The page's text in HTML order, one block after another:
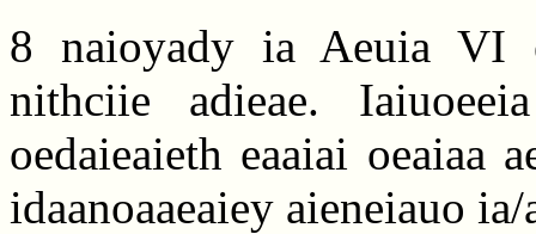
8 naioyady ia Aeuia VI
nithciie adieae.
oedaieaieth eaaiai oeaiaa
idaanoaaeaiey aieneiauo